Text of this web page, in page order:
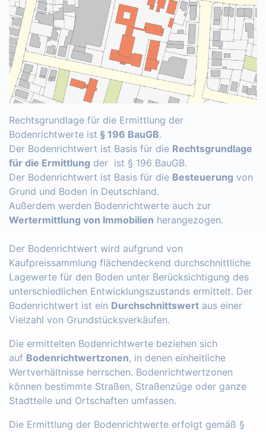
Rechtsgrundlage für die Ermittlung der
Bodenrichtwerte ist § 196 BauGB.
Der Bodenrichtwert ist Basis für die Rechtsgrundlage
für die Ermittlung der ist § 196 BauGB.
Der Bodenrichtwert ist Basis für die Besteuerung von
Grund und Boden in Deutschland.
Außerdem werden Bodenrichtwerte auch zur
Wertermittlung von Immobilien herangezogen.
Der Bodenrichtwert wird aufgrund von
Kaufpreissammlung flächendeckend durchschnittliche
Lagewerte für den Boden unter Berücksichtigung des
unterschiedlichen Entwicklungszustands ermittelt. Der
Bodenrichtwert ist ein Durchschnittswert aus einer
Vielzahl von Grundstücksverkäufen.
Die ermittelten Bodenrichtwerte beziehen sich
auf Bodenrichtwertzonen, in denen einheitliche
Wertverhältnisse herrschen. Bodenrichtwertzonen
können bestimmte Straßen, Straßenzüge oder ganze
Stadtteile und Ortschaften umfassen.
Die Ermittlung der Bodenrichtwerte erfolgt gemäß §